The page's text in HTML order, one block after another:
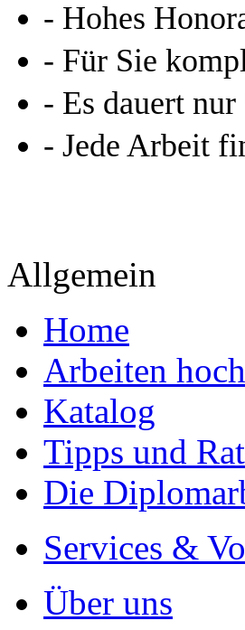
- Publikation
- Hohes
- Für Sie
- Jede Arbeit
Allgemein
Home
Arbeiten
Katalog
Tipps und
Die